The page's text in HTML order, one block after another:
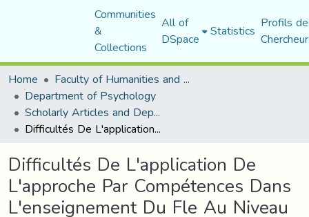
Communities
&
Collections
All of
DSpace Statistics Profils
Home
Faculty of Humanities and Social Sciences
Department of Psychology
Scholarly Articles and Department Publications
Difficultés De L'application De L'approche Par Compétences Dans L'enseignement Du Fle Au Niveau De L'enseignement Secondaire Selon Les Avis Des Enseignants
Difficultés De L'application De
L'approche Par Compétences Dans
L'enseignement Du Fle Au Niveau